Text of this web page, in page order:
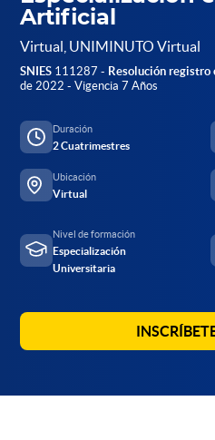
Artificial
Virtual, UNIMINUTO Virtual
SNIES 111287 - Resolución registro
de 2022 - Vigencia 7 Años
Duración
2 Cuatrimestres
Ubicación
Virtual
Nivel de formación
Especialización
Universitaria